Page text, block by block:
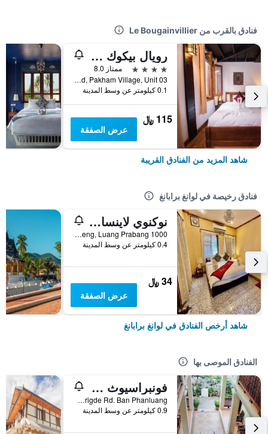
فنادق بالقرب من Le Bougainvillier
رويال بيكوك بوتيك هوتل
4 نجوم
ممتاز 8.0
Toutane Road, Pakham Village, Unit 03, لوانغ برابانغ, لاوس
0.1 كيلومتر عن وسط المدينة
115 ﷼
عرض الصفقة
شاهد المزيد من الفنادق القريبة
فنادق رخيصة في لوانغ برابانغ
نوكنوي لاينسانغ جيستهاوس
1000 Ban Huaxieng, Luang Prabang, لوانغ برابانغ, لاوس
0.4 كيلومتر عن وسط المدينة
34 ﷼
عرض الصفقة
شاهد أرخص الفنادق في لوانغ برابانغ
الفنادق الموصى بها
فونبراسيوث جيستهاوس
Old Brigde Rd. Ban Phanluang, لوانغ برابانغ, لاوس
0.9 كيلومتر عن وسط المدينة